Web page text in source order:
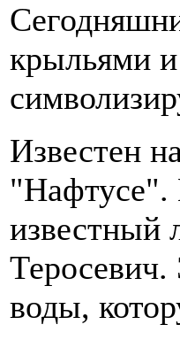
крыльями
Известен
"Нафтусе".
известный
воды,